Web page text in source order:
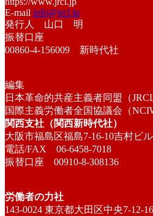
E-mail info@jrcl.jp
発行人 山口 明
振替口座
00860-4-156009 新時代社
編集
日本革命的共産主義者同盟（
国際主義労働者全国協議会（
関西支社（関西新時代社）
大阪市福島区福島7-16-10吉村ビ
電話/FAX 06-6458-7018
振替口座 00910-8-308136
労働者の力社
143-0024 東京都大田区中央7-